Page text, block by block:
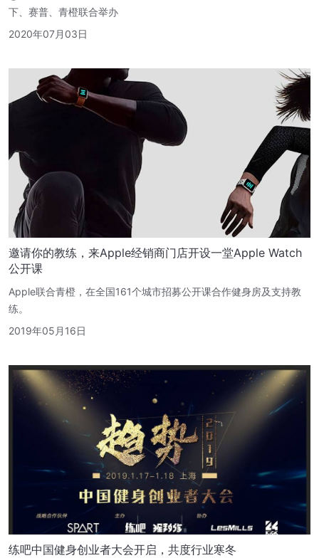
下、赛普、青橙联合举办
2020年07月03日
邀请你的教练，来Apple经销商门店开设一堂Apple Watch
公开课
Apple联合青橙，在全国161个城市招募公开课合作健身房及支持教
练。
2019年05月16日
练吧中国健身创业者大会开启，共度行业寒冬